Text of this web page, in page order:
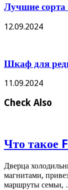
Лучшие сорта
12.09.2024
Шкаф для
11.09.2024
Check Also
Что такое
Дверца
магнитами,
маршруты семьи,